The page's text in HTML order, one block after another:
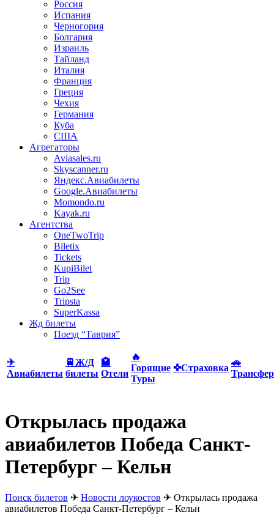
Россия
Испания
Черногория
Болгария
Израиль
Тайланд
Италия
Франция
Греция
Чехия
Германия
Куба
США
Агрегаторы
Aviasales.ru
Skyscanner.ru
Яндекс.Авиабилеты
Google.Авиабилеты
Momondo.ru
Kayak.ru
Агентства
OneTwoTrip
Biletix
Tickets
KupiBilet
Trip
Go2See
Tripsta
SuperKassa
Жд билеты
Поезд “Таврия”
✈
Авиабилеты
🚆Ж/Д
билеты
🏩
Отели
🔥
Горящие
Туры
✜Страховка
🚗
Трансфер
Открылась продажа
авиабилетов Победа Санкт-
Петербург – Кельн
Поиск билетов ✈ Новости лоукостов ✈ Открылась продажа
авиабилетов Победа Санкт-Петербург – Кельн